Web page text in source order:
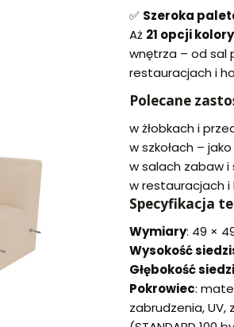
✅ Szeroka
Aż 21 opcji
wnętrza – od sal
restauracjach i
Polecane
w żłobkach i
w szkołach –
w salach zabaw
w restauracjach
Specyfikacja
Wymiary: 49 ×
Wysokość
Głębokość
Pokrowiec:
zabrudzenia,